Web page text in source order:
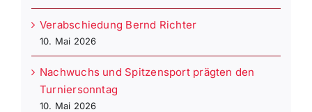
Verabschiedung Bernd Richter
10. Mai 2026
Nachwuchs und Spitzensport prägten den
Turniersonntag
10. Mai 2026